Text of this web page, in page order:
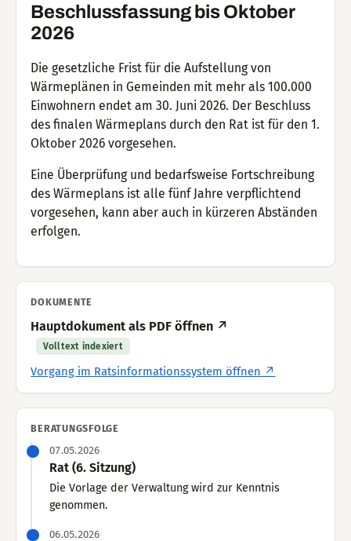
Beschlussfassung bis Oktober
2026
Die gesetzliche Frist für die Aufstellung von
Wärmeplänen in Gemeinden mit mehr als 100.000
Einwohnern endet am 30. Juni 2026. Der Beschluss
des finalen Wärmeplans durch den Rat ist für den 1.
Oktober 2026 vorgesehen.
Eine Überprüfung und bedarfsweise Fortschreibung
des Wärmeplans ist alle fünf Jahre verpflichtend
vorgesehen, kann aber auch in kürzeren Abständen
erfolgen.
DOKUMENTE
Hauptdokument als PDF öffnen ↗
Volltext indexiert
Vorgang im Ratsinformationssystem öffnen ↗
BERATUNGSFOLGE
07.05.2026
Rat (6. Sitzung)
Die Vorlage der Verwaltung wird zur Kenntnis
genommen.
06.05.2026